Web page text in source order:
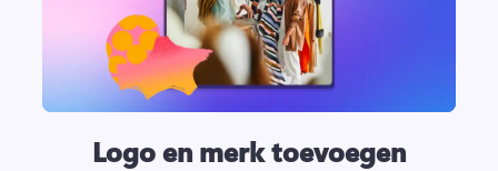
Logo en merk toevoegen